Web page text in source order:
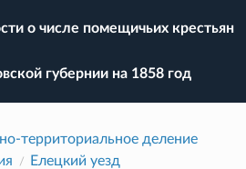
о числе помещичьих крестьян
губернии на 1858 год
территориальное деление
Елецкий уезд